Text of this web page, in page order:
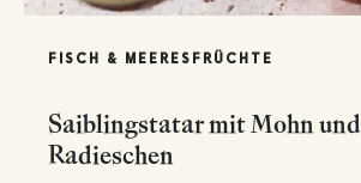
FISCH & MEERESFRÜCHTE
Saiblingstatar mit Mohn und
Radieschen